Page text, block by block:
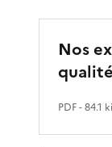
Nos
PDF- 84.1